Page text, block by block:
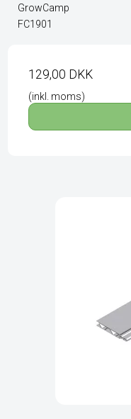
GrowCamp
FC1901
129,00 DKK
(inkl. moms)